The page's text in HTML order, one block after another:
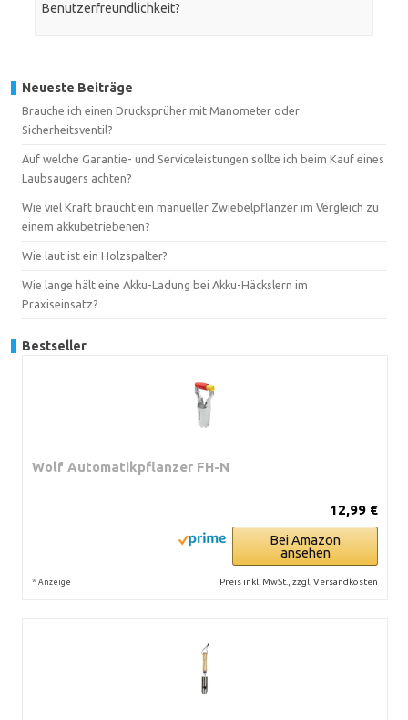
Benutzerfreundlichkeit?
Neueste Beiträge
Brauche ich einen Drucksprüher mit Manometer oder
Sicherheitsventil?
Auf welche Garantie- und Serviceleistungen sollte ich beim Kauf eines
Laubsaugers achten?
Wie viel Kraft braucht ein manueller Zwiebelpflanzer im Vergleich zu
einem akkubetriebenen?
Wie laut ist ein Holzspalter?
Wie lange hält eine Akku-Ladung bei Akku-Häckslern im
Praxiseinsatz?
Bestseller
Wolf Automatikpflanzer FH-N
12,99 €
Bei Amazon
ansehen
* Anzeige Preis inkl. MwSt., zzgl. Versandkosten